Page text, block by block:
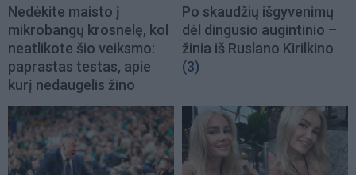
Nedėkite maisto į
mikrobangų krosnelę, kol
neatlikote šio veiksmo:
paprastas testas, apie
kurį nedaugelis žino
Po skaudžių išgyvenimų
dėl dingusio augintinio –
žinia iš Ruslano Kirilkino
(3)